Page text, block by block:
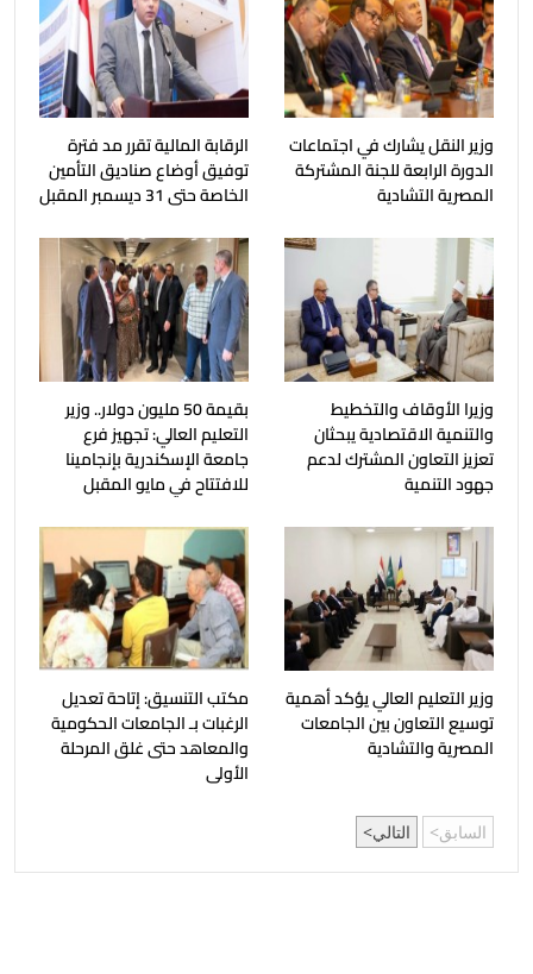
وزير النقل يشارك في اجتماعات
الدورة الرابعة للجنة المشتركة
المصرية التشادية
الرقابة المالية تقرر مد فترة
توفيق أوضاع صناديق التأمين
الخاصة حتى 31 ديسمبر المقبل
وزيرا الأوقاف والتخطيط
والتنمية الاقتصادية يبحثان
تعزيز التعاون المشترك لدعم
جهود التنمية
بقيمة 50 مليون دولار.. وزير
التعليم العالي: تجهيز فرع
جامعة الإسكندرية بإنجامينا
للافتتاح في مايو المقبل
وزير التعليم العالي يؤكد أهمية
توسيع التعاون بين الجامعات
المصرية والتشادية
مكتب التنسيق: إتاحة تعديل
الرغبات بـ الجامعات الحكومية
والمعاهد حتى غلق المرحلة
الأولى
السابق التالي